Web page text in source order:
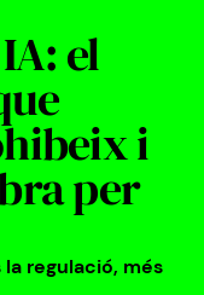
el
i
per
regulació, més